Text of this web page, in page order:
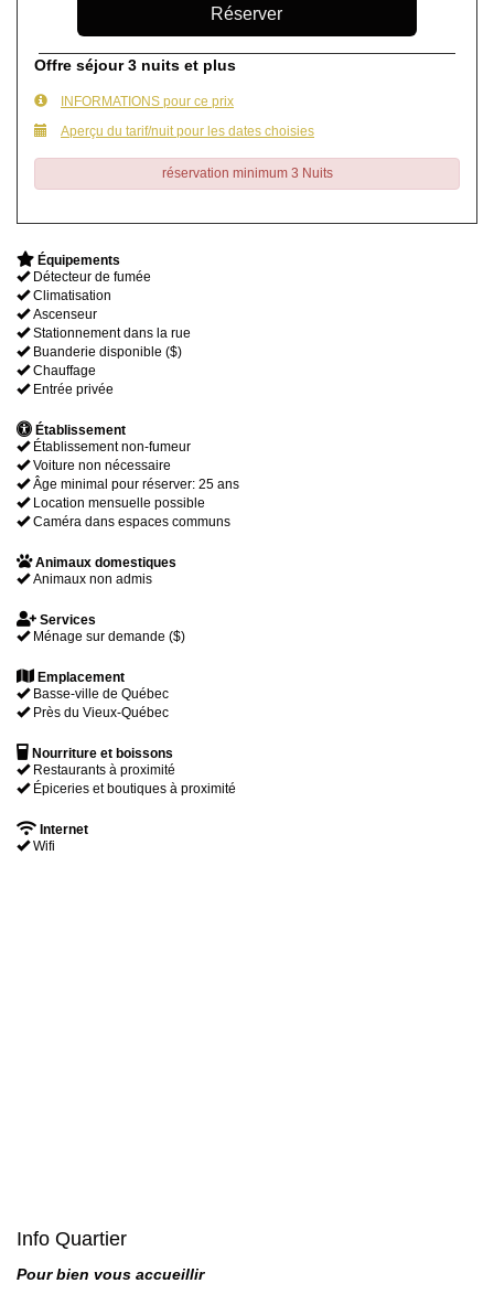
Offre séjour 3 nuits et plus
INFORMATIONS pour ce prix
Aperçu du tarif/nuit pour les dates choisies
réservation minimum 3 Nuits
Équipements
Détecteur de fumée
Climatisation
Ascenseur
Stationnement dans la rue
Buanderie disponible ($)
Chauffage
Entrée privée
Établissement
Établissement non-fumeur
Voiture non nécessaire
Âge minimal pour réserver: 25 ans
Location mensuelle possible
Caméra dans espaces communs
Animaux domestiques
Animaux non admis
Services
Ménage sur demande ($)
Emplacement
Basse-ville de Québec
Près du Vieux-Québec
Nourriture et boissons
Restaurants à proximité
Épiceries et boutiques à proximité
Internet
Wifi
Info Quartier
Pour bien vous accueillir